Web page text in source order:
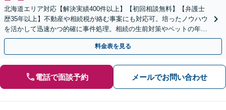
北海道エリア対応【解決実績400件以上】【初回相談無料】【弁護士
歴35年以上】不動産や相続税が絡む事案にも対応可。培ったノウハウ
を活かして迅速かつ的確に事件処理。相続の生前対策やペットの年金
システムもお任せ【完全個室】【自衛隊前駅8分】
料金表を見る
電話で面談予約 メールでお問い合わせ